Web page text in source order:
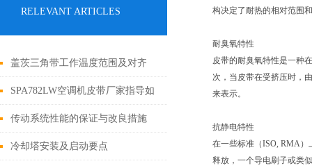
RELEVANT ARTICLES
盖茨三角带工作温度范围及对齐
SPA782LW空调机皮带厂家指导如
何维护汽车空调
传动系统性能的保证与改良措施
冷却塔安装及启动要点
构决定了耐热的相对范围
耐臭氧特性
皮带的耐臭氧特性是一种
次，当皮带在受挤压时，
来表示。
抗静电特性
在一些标准（ISO, RMA
释放，一个导电刷子或类